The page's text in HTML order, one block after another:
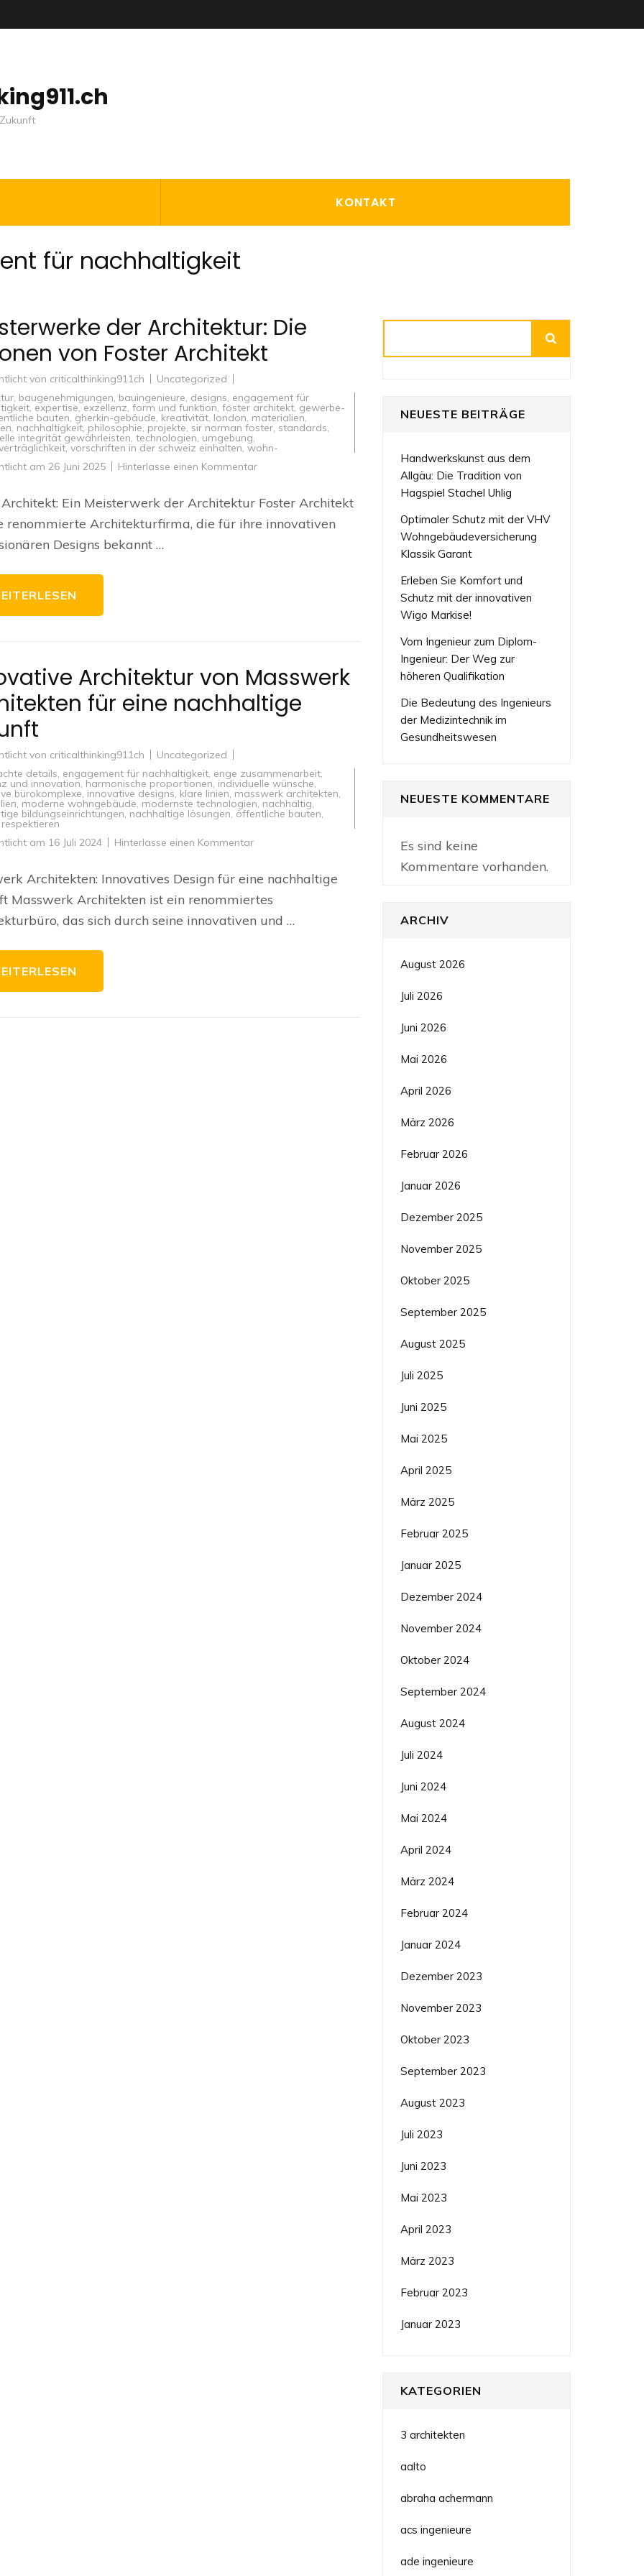
KONTAKT
für nachhaltigkeit
der Architektur: Die
von Foster Architekt
von criticalthinking911ch
Uncategorized
, baugenehmigungen, bauingenieure, designs, engagement für
, expertise,exzellenz, form und funktion, foster architekt, gewerbe-
bauten, gherkin-gebäude, kreativität, london, materialien,
, nachhaltigkeit, philosophie, projekte, sir norman foster, standards,
integrität gewährleisten, technologien, umgebung,
,vorschriften in der schweiz einhalten, wohn-
am 26 Juni 2025 Hinterlasse einen Kommentarzu
Architektur:
Die
von
Architekt: Ein Meisterwerk der Architektur Foster Architekt
renommierte Architekturfirma, die für ihre innovativen
Designs bekannt …
Architektur von Masswerk
für eine nachhaltige
von criticalthinking911ch
Uncategorized
details, engagement für nachhaltigkeit, enge zusammenarbeit,
und innovation, harmonische proportionen, individuelle wünsche,
bürokomplexe, innovative designs, klare linien, masswerk architekten,
, moderne wohngebäude, modernste technologien, nachhaltig,
bildungseinrichtungen, nachhaltige lösungen, öffentliche bauten,
am 16 Juli 2024 Hinterlasse einen Kommentarzu
Masswerk
für
nachhaltige
Architekten: Innovatives Design für eine nachhaltige
Masswerk Architekten ist ein renommiertes
das sich durch seine innovativen und …
NEUESTE BEITRÄGE
Handwerkskunst aus dem
Allgäu: Die Tradition von
Hagspiel Stachel Uhlig
Optimaler Schutz mit der VHV
Wohngebäudeversicherung
Klassik Garant
Erleben Sie Komfort und
Schutz mit der innovativen
Wigo Markise!
Vom Ingenieur zum Diplom-
Ingenieur: Der Weg zur
höheren Qualifikation
Die Bedeutung des Ingenieurs
der Medizintechnik im
Gesundheitswesen
NEUESTE KOMMENTARE
Es sind keine
Kommentare vorhanden.
ARCHIV
August 2026
Juli 2026
Juni 2026
Mai 2026
April 2026
März 2026
Februar 2026
Januar 2026
Dezember 2025
November 2025
Oktober 2025
September 2025
August 2025
Juli 2025
Juni 2025
Mai 2025
April 2025
März 2025
Februar 2025
Januar 2025
Dezember 2024
November 2024
Oktober 2024
September 2024
August 2024
Juli 2024
Juni 2024
Mai 2024
April 2024
März 2024
Februar 2024
Januar 2024
Dezember 2023
November 2023
Oktober 2023
September 2023
August 2023
Juli 2023
Juni 2023
Mai 2023
April 2023
März 2023
Februar 2023
Januar 2023
KATEGORIEN
3 architekten
aalto
abraha achermann
acs ingenieure
ade ingenieure